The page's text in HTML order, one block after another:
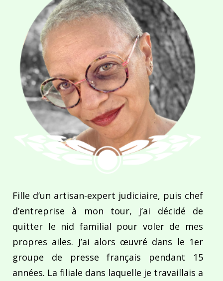
Fille d’un artisan-expert judiciaire, puis chef
d’entreprise à mon tour, j’ai décidé de
quitter le nid familial pour voler de mes
propres ailes. J’ai alors œuvré dans le 1er
groupe de presse français pendant 15
années. La filiale dans laquelle je travaillais a